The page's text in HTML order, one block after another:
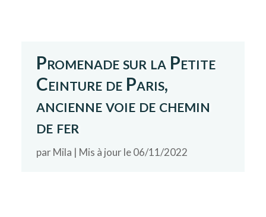
Promenade sur la Petite
Ceinture de Paris,
ancienne voie de chemin
de fer
parMila | Mis à jour le 06/11/2022